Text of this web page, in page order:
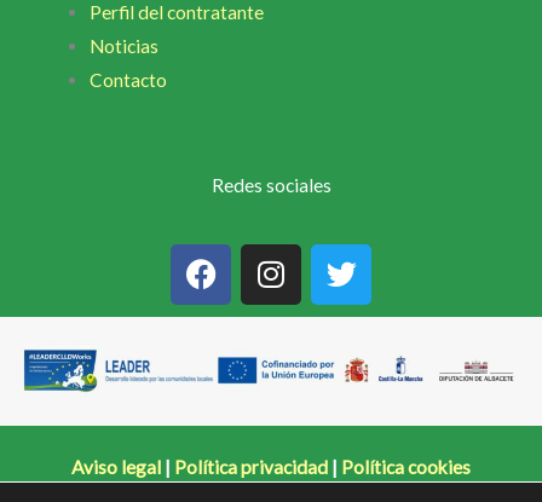
Perfil del contratante
Noticias
Contacto
Redes sociales
a
c
e
o
n
s
t
a
g
m
w
i
t
t
e
Aviso legal | Política privacidad | Política cookies